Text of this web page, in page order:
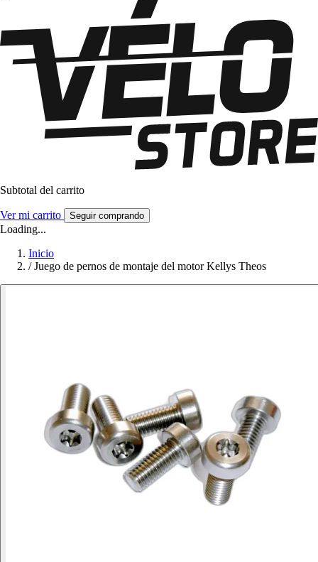
Subtotal del carrito
Ver mi carrito Seguir comprando
Loading...
Inicio
/ Juego de pernos de montaje del motor Kellys Theos